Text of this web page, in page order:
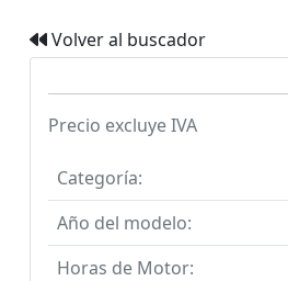
Volver al buscador
Precio excluye IVA
Categoría:
Año del modelo:
Horas de Motor: